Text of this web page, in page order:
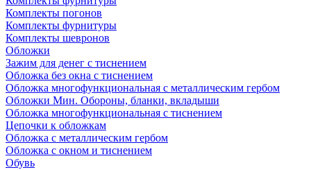
Комплекты погонов
Комплекты фурнитуры
Комплекты шевронов
Обложки
Зажим для денег с тиснением
Обложка без окна с тиснением
Обложка многофункциональная с металлическим гербом
Обложки Мин. Обороны, бланки, вкладыши
Обложка многофункциональная с тиснением
Цепочки к обложкам
Обложка с металлическим гербом
Обложка с окном и тиснением
Обувь